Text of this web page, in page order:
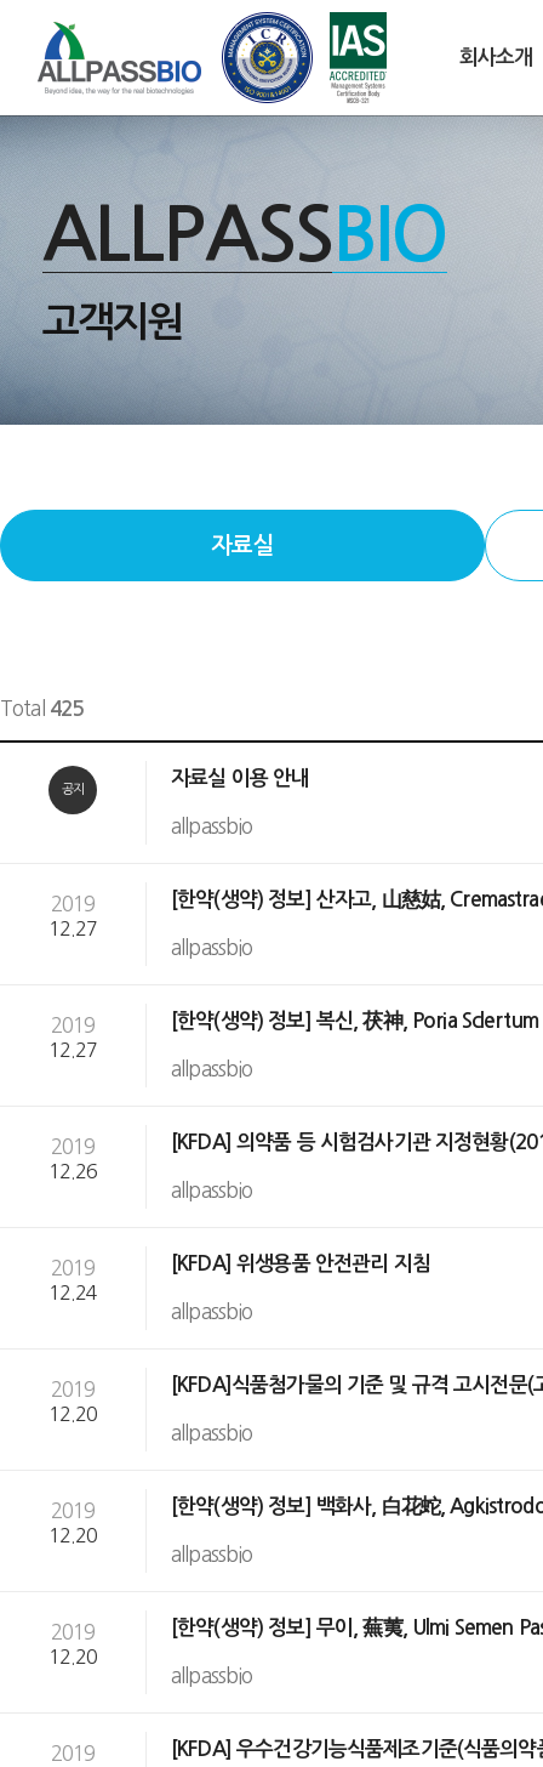
회사소개
ALLPASS BIO
고객지원
자료실
Total 425
공지
자료실 이용 안내
allpassbio
2019
12.27
[한약(생약) 정보] 산자고, 山慈姑,
allpassbio
2019
12.27
[한약(생약) 정보] 복신, 茯神, Poria
allpassbio
2019
12.26
[KFDA] 의약품 등 시험검사기관 지정현황
allpassbio
2019
12.24
[KFDA] 위생용품 안전관리 지침
allpassbio
2019
12.20
[KFDA]식품첨가물의 기준 및 규격 고시전
allpassbio
2019
12.20
[한약(생약) 정보] 백화사, 白花蛇,
allpassbio
2019
12.20
[한약(생약) 정보] 무이, 蕪荑, Ulmi Semen
allpassbio
2019 [KFDA] 우수건강기능식품제조기준(식품